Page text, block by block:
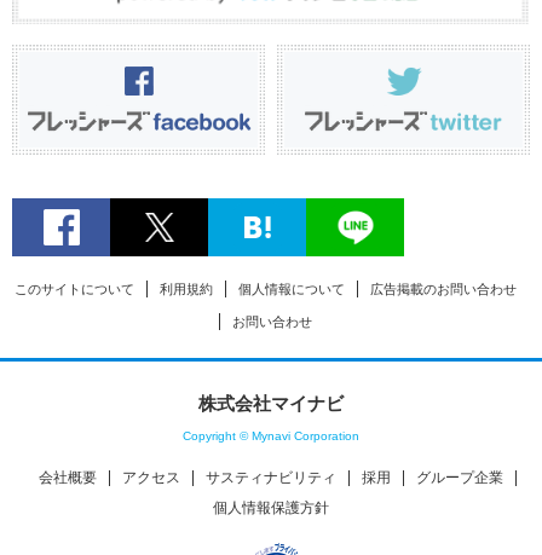
このサイトについて 利用規約 個人情報について 広告掲載のお問い合わせ
お問い合わせ
株式会社マイナビ
Copyright © Mynavi Corporation
会社概要 アクセス サスティナビリティ 採用
グループ企業
個人情報保護方針